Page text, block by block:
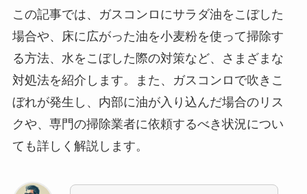
この記事では、ガスコンロにサラダ油をこぼした
場合や、床に広がった油を小麦粉を使って掃除す
る方法、水をこぼした際の対策など、さまざまな
対処法を紹介します。また、ガスコンロで吹きこ
ぼれが発生し、内部に油が入り込んだ場合のリス
クや、専門の掃除業者に依頼するべき状況につい
ても詳しく解説します。